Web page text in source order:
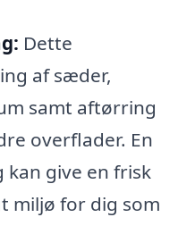
Dette
af sæder,
samt aftørring
overflader. En
give en frisk
miljø for dig som